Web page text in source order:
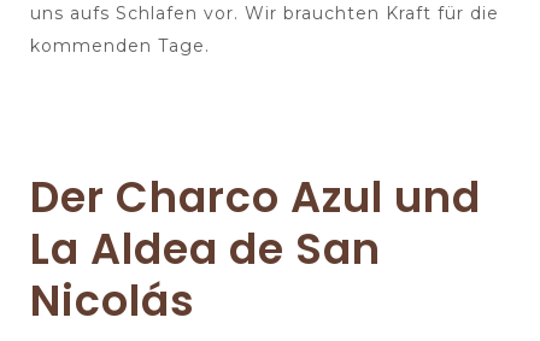
uns aufs Schlafen vor. Wir brauchten Kraft für die
kommenden Tage.
Der Charco Azul und
La Aldea de San
Nicolás